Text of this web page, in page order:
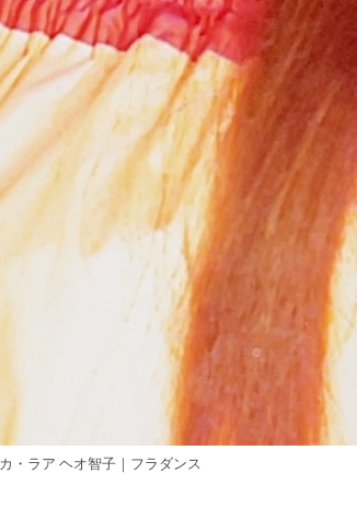
カ・ラア ヘオ智子｜フラダンス